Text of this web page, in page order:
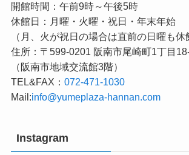
開館時間：午前9時～午後5時
休館日：月曜・火曜・祝日・年末年始
（月、火が祝日の場合は直前の日曜も休
住所：〒599-0201 阪南市尾崎町1丁目
（阪南市地域交流館3階）
TEL&FAX： 072-471-1030
Mail:info@yumeplaza-hannan.com
Instagram